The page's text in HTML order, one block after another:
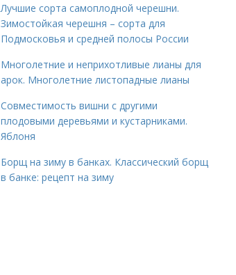
Лучшие сорта самоплодной черешни.
Зимостойкая черешня – сорта для
Подмосковья и средней полосы России
Многолетние и неприхотливые лианы для
арок. Многолетние листопадные лианы
Совместимость вишни с другими
плодовыми деревьями и кустарниками.
Яблоня
Борщ на зиму в банках. Классический борщ
в банке: рецепт на зиму